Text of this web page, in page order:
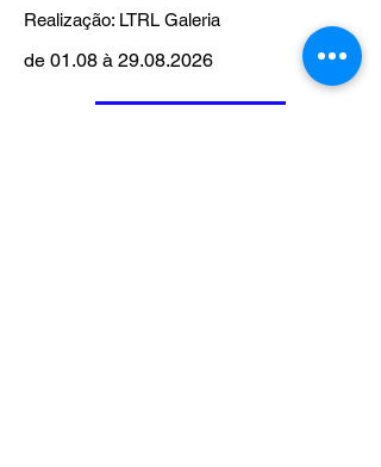
Realização: LTRL Galeria
de 01.08 à 29.08.2026